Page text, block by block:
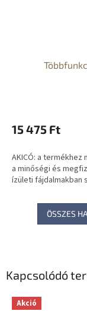
Kapcsolódó
Akció
15 475 Ft
AKICÓ: a termékhez
a minőségi és
ízületi fájdalmakban
ÖSSZES